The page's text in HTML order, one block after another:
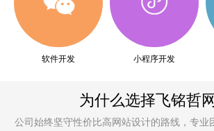
软件开发 小程序开发
为什么选择飞铭哲
公司始终坚守性价比高网站设计的路线，专业